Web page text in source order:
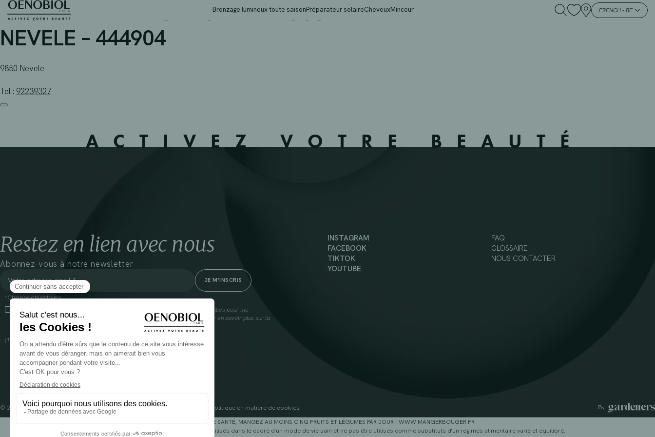
Skip
Bronzage lumineux toute saisonPréparateur solaireCheveuxMinceur FRENCH - BE
APOTHEEK VAN GANSBEKE VOSSELARE – NEVELE – 444904 –
NEVELE – 444904
9850 Nevele
Tel : 92239327
ACTIVEZ VOTRE BEAUTÉ
Restez en lien avec nous
Abonnez-vous à notre newsletter
*Champs obligatoires
En cliquant sur cette case, j’accepte que Cooper(1) traite les données recueillies pour me
communiquer des informations commerciales sur ses produits et offres. Pour en savoir plus sur la
gestion de vos données et vos droits, rendez-vousici
(1) Coopération pharmaceutique Française, RCS Melun 399 227 636
INSTAGRAM
FACEBOOK
TIKTOK
YOUTUBE
FAQ
GLOSSAIRE
NOUS CONTACTER
© 2024 OENOBIOL PARISMentions légalesConditions Générales d’Utilisation
Politique en matière de cookies
POUR VOTRE SANTÉ, MANGEZ AU MOINS CINQ FRUITS ET LÉGUMES PAR JOUR - WWW.MANGERBOUGER.FR
Les complément alimentaires doivent être utilisés dans le cadre d'un mode de vie sain et ne pas être utilisés comme substituts d'un régimes alimentaire varié et équilibré.